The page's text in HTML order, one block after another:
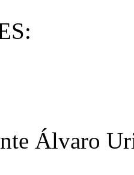
Álvaro